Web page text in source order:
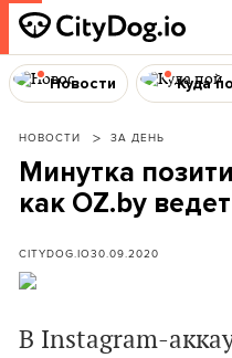
Новости Куда
НОВОСТИ ЗА ДЕНЬ
Минутка
как OZ.by
CITYDOG.IO30.09.2020
В Instagram-